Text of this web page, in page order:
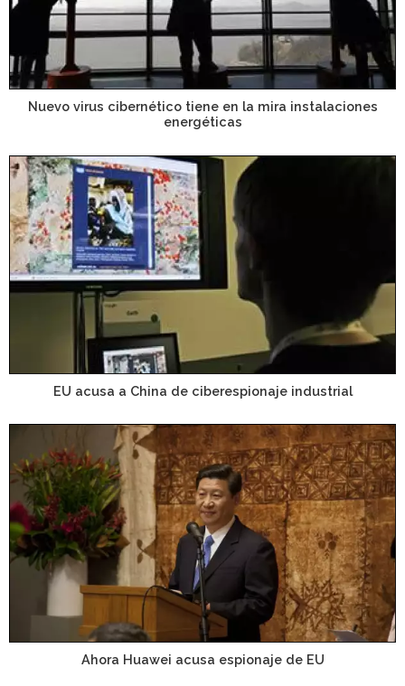
Nuevo virus cibernético tiene en la mira instalaciones
energéticas
EU acusa a China de ciberespionaje industrial
Ahora Huawei acusa espionaje de EU